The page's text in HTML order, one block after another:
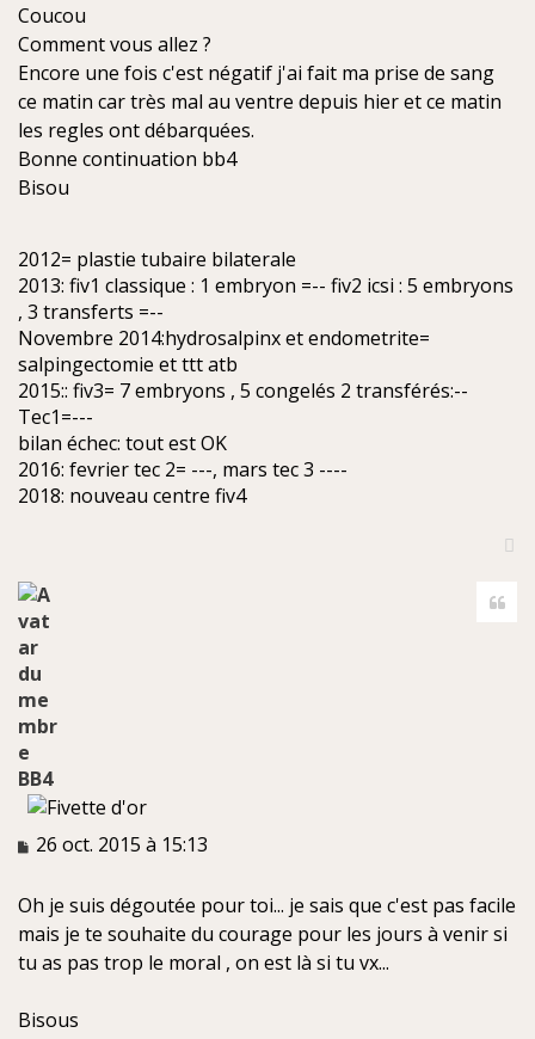
s
a
g
e
n
o
n
l
u
Coucou
Comment vous allez ?
Encore une fois c'est négatif j'ai fait ma prise de sang
ce matin car très mal au ventre depuis hier et ce matin
les regles ont débarquées.
Bonne continuation bb4
Bisou
2012= plastie tubaire bilaterale
2013: fiv1 classique : 1 embryon =-- fiv2 icsi : 5 embryons
, 3 transferts =--
Novembre 2014:hydrosalpinx et endometrite=
salpingectomie et ttt atb
2015:: fiv3= 7 embryons , 5 congelés 2 transférés:--
Tec1=---
bilan échec: tout est OK
2016: fevrier tec 2= ---, mars tec 3 ----
2018: nouveau centre fiv4
BB4
M
s
a
g
e
o
26 oct. 2015 à 15:13
Oh je suis dégoutée pour toi... je sais que c'est pas facile
mais je te souhaite du courage pour les jours à venir si
tu as pas trop le moral , on est là si tu vx...
Bisous